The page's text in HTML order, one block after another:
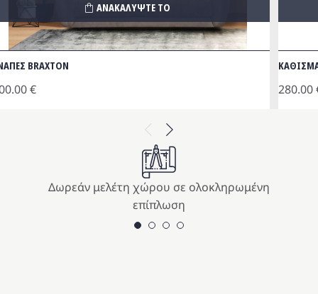
Previous
BRAXTON
€
ΑΝΑΚΑΛΥΨΤΕ ΤΟ
ΚΑΘΙΣΜΑ
280.00
Next
Δωρεάν μελέτη χώρου σε ολοκληρωμένη
επίπλωση